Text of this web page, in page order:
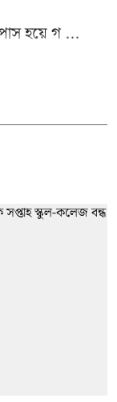
হয়ে গ ...